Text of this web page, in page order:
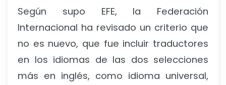
Según supo EFE, la Federación
Internacional ha revisado un criterio que
no es nuevo, que fue incluir traductores
en los idiomas de las dos selecciones
más en inglés, como idioma universal,